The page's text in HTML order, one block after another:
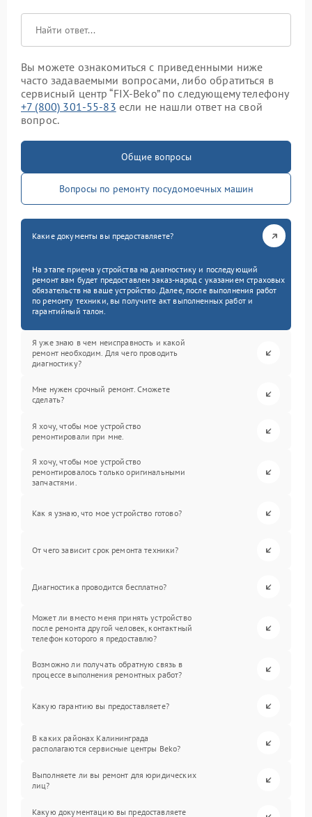
Вы можете ознакомиться с приведенными ниже
часто задаваемыми вопросами, либо обратиться в
сервисный центр “FIX-Beko” по следующему телефону
+7 (800) 301-55-83 если не нашли ответ на свой
вопрос.
Общие вопросы
Вопросы по ремонту посудомоечных машин
Какие документы вы предоставляете?
На этапе приема устройства на диагностику и последующий
ремонт вам будет предоставлен заказ-наряд с указанием страховых
обязательств на ваше устройство. Далее, после выполнения работ
по ремонту техники, вы получите акт выполненных работ и
гарантийный талон.
Я уже знаю в чем неисправность и какой
ремонт необходим. Для чего проводить
диагностику?
Мне нужен срочный ремонт. Сможете
сделать?
Я хочу, чтобы мое устройство
ремонтировали при мне.
Я хочу, чтобы мое устройство
ремонтировалось только оригинальными
запчастями.
Как я узнаю, что мое устройство готово?
От чего зависит срок ремонта техники?
Диагностика проводится бесплатно?
Может ли вместо меня принять устройство
после ремонта другой человек, контактный
телефон которого я предоставлю?
Возможно ли получать обратную связь в
процессе выполнения ремонтных работ?
Какую гарантию вы предоставляете?
В каких районах Калининграда
располагаются сервисные центры Beko?
Выполняете ли вы ремонт для юридических
лиц?
Какую документацию вы предоставляете